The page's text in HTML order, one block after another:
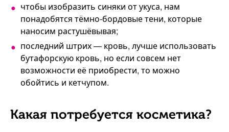
чтобы изобразить синяки от укуса, нам
понадобятся тёмно-бордовые тени, которые
наносим растушёвывая;
последний штрих — кровь, лучше использовать
бутафорскую кровь, но если совсем нет
возможности её приобрести, то можно
обойтись и кетчупом.
Какая потребуется косметика?